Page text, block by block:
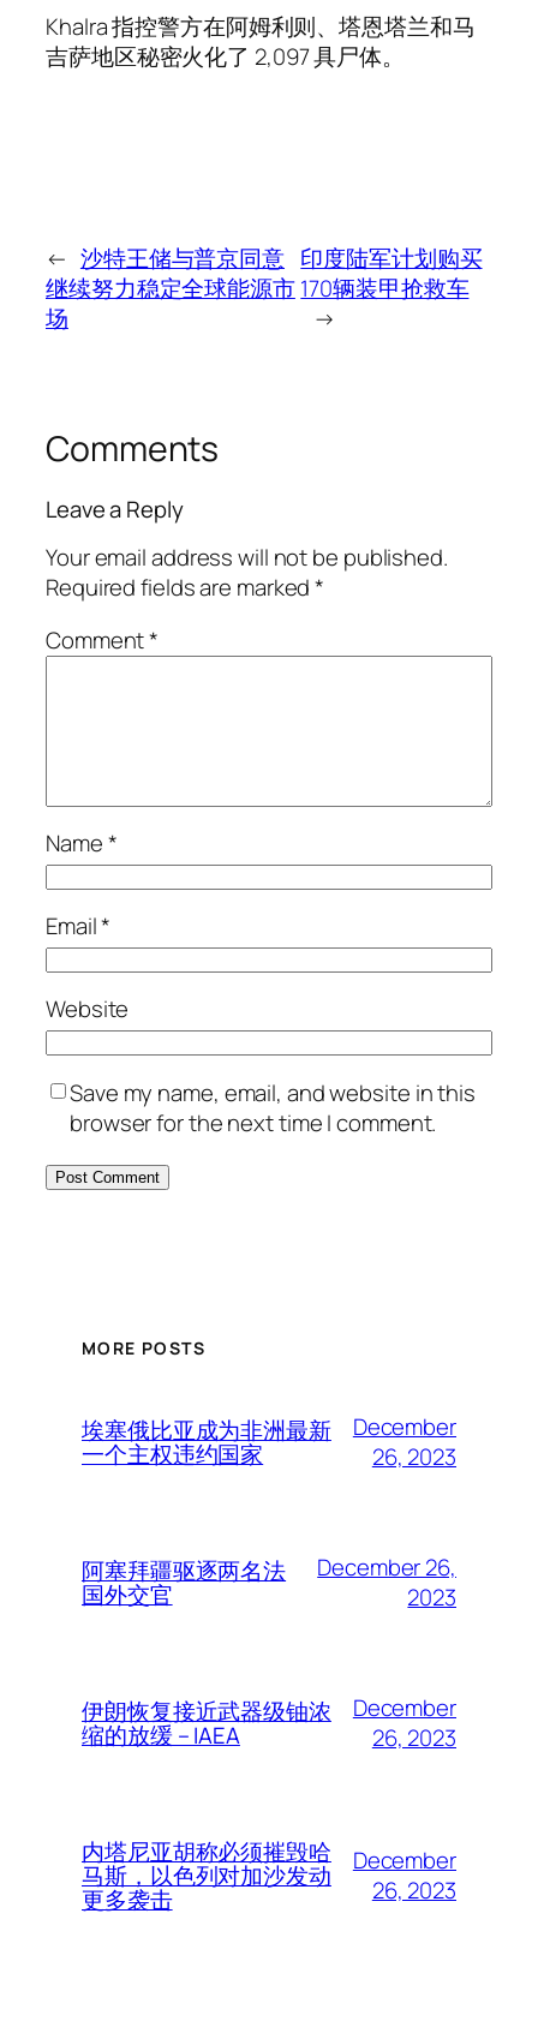
Khalra 指控警方在阿姆利则、塔恩塔兰和马
吉萨地区秘密火化了 2,097 具尸体。
← 沙特王储与普京同意
继续努力稳定全球能源市
场
印度陆军计划购买
170辆装甲抢救车
→
Comments
Leave a Reply
Your email address will not be published.
Required fields are marked*
Comment*
Name*
Email*
Website
Save my name, email, and website in this
browser for the next time I comment.
MORE POSTS
埃塞俄比亚成为非洲最新
一个主权违约国家
December
26, 2023
阿塞拜疆驱逐两名法
国外交官
December 26,
2023
伊朗恢复接近武器级铀浓
缩的放缓 – IAEA
December
26, 2023
内塔尼亚胡称必须摧毁哈
马斯，以色列对加沙发动
更多袭击
December
26, 2023